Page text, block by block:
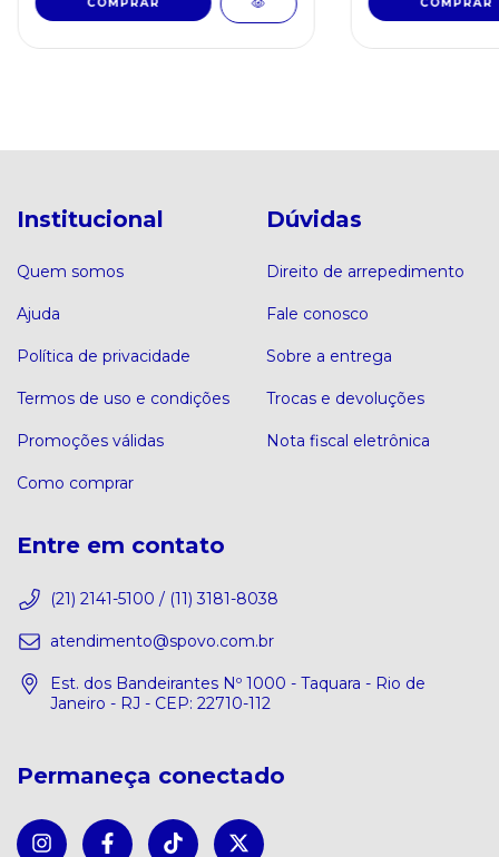
Institucional
Quem somos
Ajuda
Política de privacidade
Termos de uso e condições
Promoções válidas
Como comprar
Dúvidas
Direito de arrepedimento
Fale conosco
Sobre a entrega
Trocas e devoluções
Nota fiscal eletrônica
Entre em contato
(21) 2141-5100 / (11) 3181-8038
atendimento@spovo.com.br
Est. dos Bandeirantes Nº 1000 - Taquara - Rio de
Janeiro - RJ - CEP: 22710-112
Permaneça conectado